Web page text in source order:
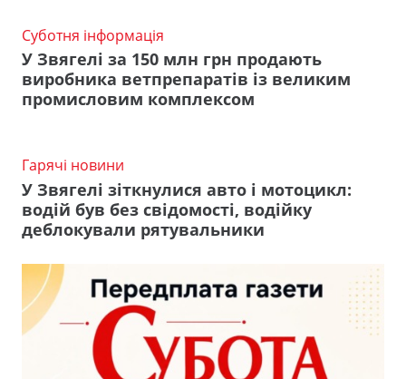
Суботня інформація
У Звягелі за 150 млн грн продають
виробника ветпрепаратів із великим
промисловим комплексом
Гарячі новини
У Звягелі зіткнулися авто і мотоцикл:
водій був без свідомості, водійку
деблокували рятувальники